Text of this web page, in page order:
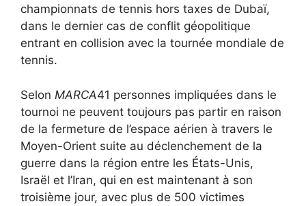
championnats de tennis hors taxes de Dubaï,
dans le dernier cas de conflit géopolitique
entrant en collision avec la tournée mondiale de
tennis.
Selon MARCA41 personnes impliquées dans le
tournoi ne peuvent toujours pas partir en raison
de la fermeture de l’espace aérien à travers le
Moyen-Orient suite au déclenchement de la
guerre dans la région entre les États-Unis,
Israël et l’Iran, qui en est maintenant à son
troisième jour, avec plus de 500 victimes